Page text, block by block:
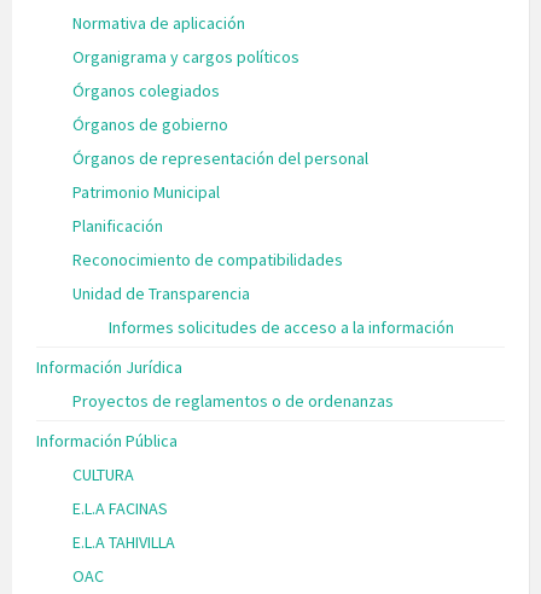
Normativa de aplicación
Organigrama y cargos políticos
Órganos colegiados
Órganos de gobierno
Órganos de representación del personal
Patrimonio Municipal
Planificación
Reconocimiento de compatibilidades
Unidad de Transparencia
Informes solicitudes de acceso a la información
Información Jurídica
Proyectos de reglamentos o de ordenanzas
Información Pública
CULTURA
E.L.A FACINAS
E.L.A TAHIVILLA
OAC